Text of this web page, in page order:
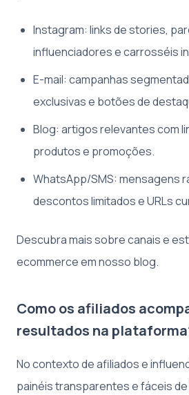
Instagram: links de stories,
influenciadores e carrosséis
E-mail: campanhas
exclusivas e botões de
Blog: artigos relevantes com
produtos e promoções.
WhatsApp/SMS: mensagens
descontos limitados e URLs
Descubra mais sobre canais e
ecommerce em nosso blog.
Como os afiliados
resultados na
No contexto de afiliados e
painéis transparentes e fáceis